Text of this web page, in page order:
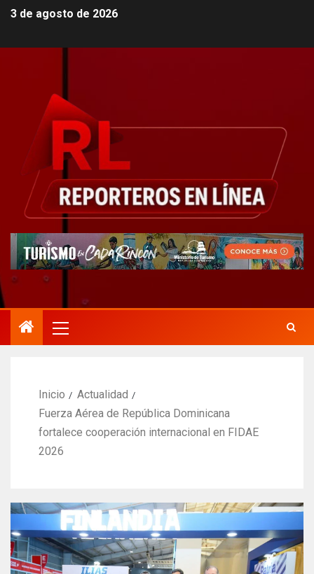
3 de agosto de 2026
Inicio
Actualidad
Fuerza Aérea de República Dominicana
fortalece cooperación internacional en FIDAE
2026